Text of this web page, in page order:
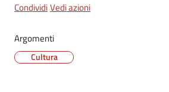
argomenti...
Seguici
CondividiVedi azioni
Argomenti
Cultura